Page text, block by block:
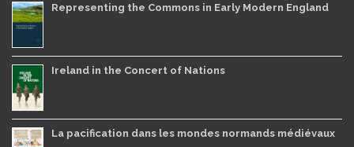
Representing the Commons in Early Modern England
Ireland in the Concert of Nations
La pacification dans les mondes normands médiévaux